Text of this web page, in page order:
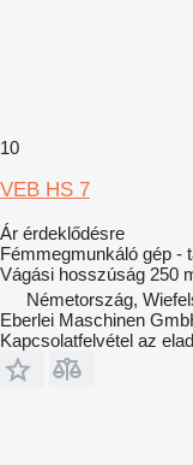
10
VEB HS 7
Ár érdeklődésre
Fémmegmunkáló gép -
Vágási hosszúság 250
Németország,
Eberlei Maschinen
Kapcsolatfelvétel az